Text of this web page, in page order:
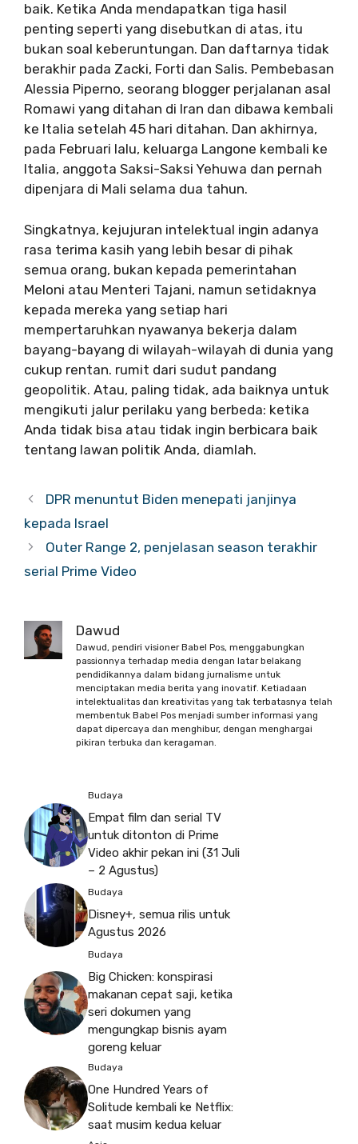
baik. Ketika Anda mendapatkan tiga hasil
penting seperti yang disebutkan di atas, itu
bukan soal keberuntungan. Dan daftarnya tidak
berakhir pada Zacki, Forti dan Salis. Pembebasan
Alessia Piperno, seorang blogger perjalanan asal
Romawi yang ditahan di Iran dan dibawa kembali
ke Italia setelah 45 hari ditahan. Dan akhirnya,
pada Februari lalu, keluarga Langone kembali ke
Italia, anggota Saksi-Saksi Yehuwa dan pernah
dipenjara di Mali selama dua tahun.
Singkatnya, kejujuran intelektual ingin adanya
rasa terima kasih yang lebih besar di pihak
semua orang, bukan kepada pemerintahan
Meloni atau Menteri Tajani, namun setidaknya
kepada mereka yang setiap hari
mempertaruhkan nyawanya bekerja dalam
bayang-bayang di wilayah-wilayah di dunia yang
cukup rentan. rumit dari sudut pandang
geopolitik. Atau, paling tidak, ada baiknya untuk
mengikuti jalur perilaku yang berbeda: ketika
Anda tidak bisa atau tidak ingin berbicara baik
tentang lawan politik Anda, diamlah.
DPR menuntut Biden menepati janjinya
kepada Israel
Outer Range 2, penjelasan season terakhir
serial Prime Video
Dawud
Dawud, pendiri visioner Babel Pos, menggabungkan
passionnya terhadap media dengan latar belakang
pendidikannya dalam bidang jurnalisme untuk
menciptakan media berita yang inovatif. Ketiadaan
intelektualitas dan kreativitas yang tak terbatasnya telah
membentuk Babel Pos menjadi sumber informasi yang
dapat dipercaya dan menghibur, dengan menghargai
pikiran terbuka dan keragaman.
Budaya
Empat film dan serial TV
untuk ditonton di Prime
Video akhir pekan ini (31 Juli
– 2 Agustus)
Budaya
Disney+, semua rilis untuk
Agustus 2026
Budaya
Big Chicken: konspirasi
makanan cepat saji, ketika
seri dokumen yang
mengungkap bisnis ayam
goreng keluar
Budaya
One Hundred Years of
Solitude kembali ke Netflix:
saat musim kedua keluar